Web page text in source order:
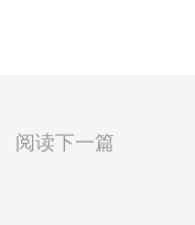
阅读下一篇